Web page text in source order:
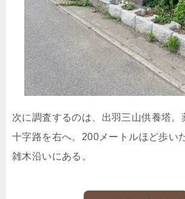
次に調査するのは、出羽三山供養塔。
十字路を右へ。200メートルほど歩い
雑木沿いにある。